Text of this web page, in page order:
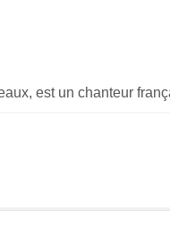
est un chanteur